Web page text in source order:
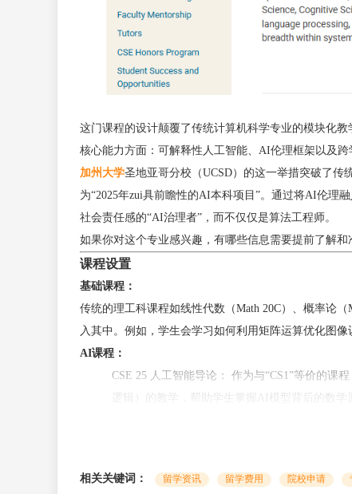
这门课程的设计颠覆了传统计算机科学专业的模块化
核心能力方面：可解释性人工智能、AI伦理框架以及
加州大学圣地亚哥分校（UCSD）的这一举措突破了传
为“2025年zui具前瞻性的AI本科项目”。通过将AI伦理
社会责任感的“AI治理者”，而不仅仅是算法工程师。
如果你对这个专业感兴趣，有哪些信息需要提前了解和
课程设置
基础课程：
传统的理工科课程如线性代数（Math 20C）、概率论
入其中。例如，学生会学习如何利用矩阵运算优化图像
AI课程：
CSE 25 人工智能导论： 作为与“CS1”等价的课
逻辑）的教学，帮助学生掌握AI模型背后的数
技术栈课程：
相关关键词： 留学资讯 留学费用 院校申请